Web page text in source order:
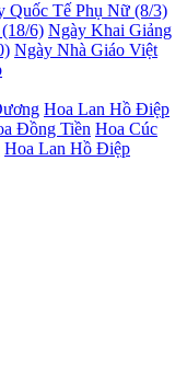
Quốc Tế Phụ Nữ (8/3)
6) Ngày Khai Giảng
Ngày Nhà Giáo Việt
Hoa Lan Hồ Điệp
Đồng Tiền Hoa Cúc
Hoa Lan Hồ Điệp